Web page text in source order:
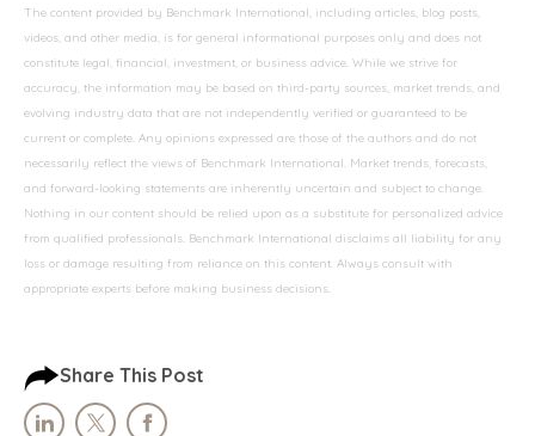
The content provided by Benchmark International, including articles, blog posts,
videos, and other media, is for general informational purposes only and does not
constitute legal, financial, investment, or business advice. While we strive for
accuracy, the information may be based on third-party sources, market trends, and
evolving industry data that are not independently verified or guaranteed to be
current or complete. Any opinions expressed are those of the authors and do not
necessarily reflect the views of Benchmark International. Market trends, forecasts,
and forward-looking statements are inherently uncertain and subject to change.
Nothing in our content should be relied upon as a substitute for personalized advice
from qualified professionals. Benchmark International disclaims all liability for any
loss or damage resulting from reliance on this content. Always consult with
appropriate experts before making business decisions.
Share This Post